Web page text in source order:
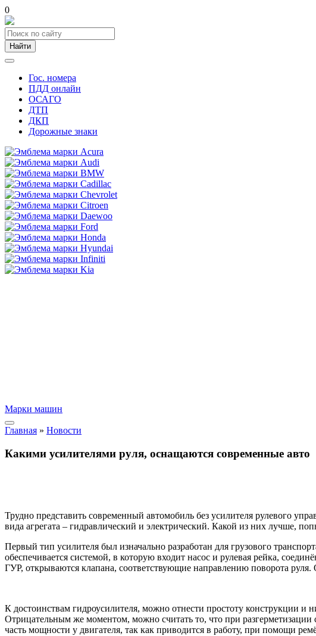
0
Найти
Гос. номера
ПДД онлайн
ОСАГО
ДТП
ДКП
Дорожные знаки
Марки машин
Главная » Новости
Какими усилителями руля, оснащаются современные авто
Трудно представить современный автомобиль без усилителя рулевого
вида агрегата – гидравлический и электрический. Какой из них лучше,
Первый тип усилителя был изначально разработан для грузового
обеспечивается системой, в которую входит насос и рулевая рейка,
ГУР, открываются клапана, соответствующие направлению поворота
К достоинствам гидроусилителя, можно отнести простоту конструкции и
Отрицательным же моментом, можно считать то, что при разгерметизации
часть мощности у двигателя, так как приводится в работу, при помощи